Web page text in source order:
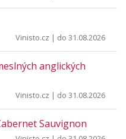
Vinisto.cz | do 31.08.2026
anglických
Vinisto.cz | do 31.08.2026
Sauvignon